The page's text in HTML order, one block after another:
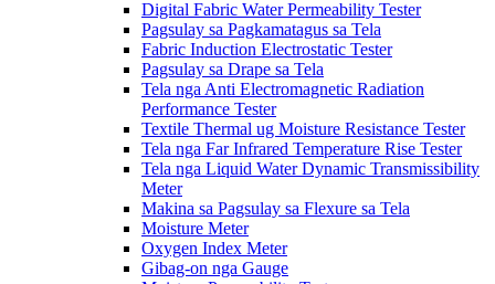
Digital Fabric Water Permeability Tester
Pagsulay sa Pagkamatagus sa Tela
Fabric Induction Electrostatic Tester
Pagsulay sa Drape sa Tela
Tela nga Anti Electromagnetic Radiation
Performance Tester
Textile Thermal ug Moisture Resistance Tester
Tela nga Far Infrared Temperature Rise Tester
Tela nga Liquid Water Dynamic Transmissibility
Meter
Makina sa Pagsulay sa Flexure sa Tela
Moisture Meter
Oxygen Index Meter
Gibag-on nga Gauge